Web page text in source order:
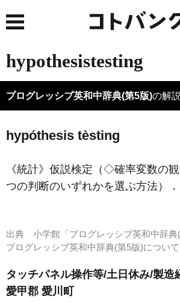
hypothesistesting
プログレッシブ英和中辞典(第5版)の解説
hypóthesis tèsting
《統計》 仮説検定（◇確率変数の観
つの判断のいずれかを選ぶ方法）
．
出典 小学館「プログレッシブ英和中辞典(
プログレッシブ英和中辞典(第5版)につ
タッチパネル操作等/土日休み/製造
愛甲郡 愛川町